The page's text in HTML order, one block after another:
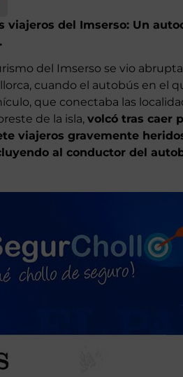
del Imserso se vio
cuando el autobús en el
que conectaba las
de la isla,volcó tras caer